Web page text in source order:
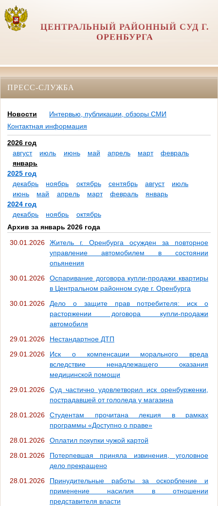
ЦЕНТРАЛЬНЫЙ РАЙОННЫЙ СУД Г.
ОРЕНБУРГА
ПРЕСС-СЛУЖБА
Новости
Интервью, публикации, обзоры СМИ
Контактная информация
2026 год
август
июль июнь май апрель март
февраль
январь
2025 год
декабрь
ноябрь октябрь сентябрь август
июль
июнь
май апрель март февраль
январь
2024 год
декабрь
ноябрь
октябрь
Архив за январь 2026 года
30.01.2026
Житель г. Оренбурга осужден за повторное
управление автомобилем в состоянии
опьянения
30.01.2026
Оспаривание договора купли-продажи квартиры
в Центральном районном суде г. Оренбурга
30.01.2026
Дело о защите прав потребителя: иск о
расторжении договора купли-продажи
автомобиля
29.01.2026
Нестандартное ДТП
29.01.2026
Иск о компенсации морального вреда
вследствие ненадлежащего оказания
медицинской помощи
29.01.2026
Суд частично удовлетворил иск оренбурженки,
пострадавшей от гололеда у магазина
28.01.2026
Студентам прочитана лекция в рамках
программы «Доступно о праве»
28.01.2026
Оплатил покупки чужой картой
28.01.2026
Потерпевшая приняла извинения, уголовное
дело прекращено
28.01.2026
Принудительные работы за оскорбление и
применение насилия в отношении
представителя власти